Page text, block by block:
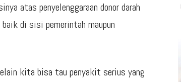
atas penyelenggaraan donor darah
di sisi pemerintah maupun
kita bisa tau penyakit serius yang